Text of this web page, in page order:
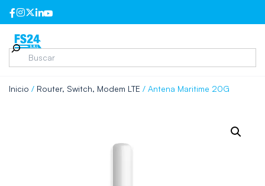
Inicio / Router, Switch, Modem LTE / Antena Maritime 20G